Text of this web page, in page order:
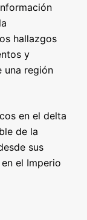
hallazgos
y
una región
en el delta
de la
sus
el Imperio